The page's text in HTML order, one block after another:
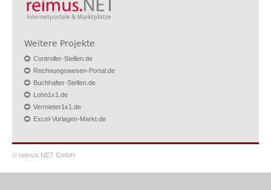
Weitere Projekte
Controller-Stellen.de
Rechnungswesen-Portal.de
Buchhalter-Stellen.de
Lohn1x1.de
Vermieter1x1.de
Excel-Vorlagen-Markt.de
© reimus.NET GmbH